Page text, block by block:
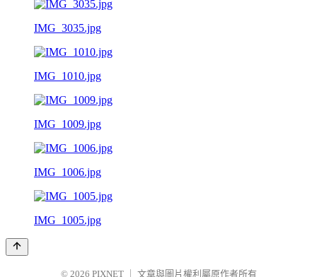
IMG_3035.jpg
IMG_1010.jpg
IMG_1009.jpg
IMG_1006.jpg
IMG_1005.jpg
© 2026 PIXNET 文章與圖片權利屬原作者所有